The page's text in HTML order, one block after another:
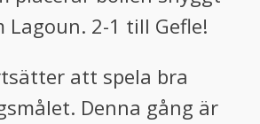
Lagoun. 2-1 till Gefle!
att spela bra
Denna gång är